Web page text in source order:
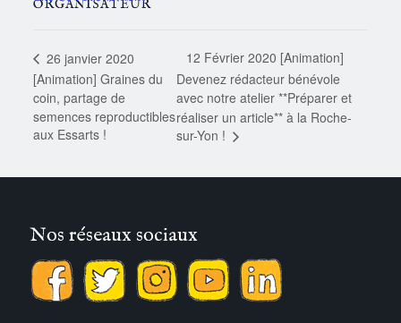
ORGANISATEUR
26 janvier 2020
[Animation] Graines du
coin, partage de
semences reproductibles
aux Essarts !
12 Février 2020 [Animation]
Devenez rédacteur bénévole
avec notre atelier **Préparer et
réaliser un article** à la Roche-
sur-Yon !
Nos réseaux sociaux